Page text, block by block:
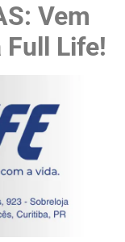
Vem
Full Life!